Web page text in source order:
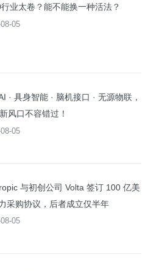
业太卷？能不能换一种活法？
05
· 具身智能 · 脑机接口 · 无源物联，
风口不容错过！
05
与初创公司 Volta 签订 100 亿美
采购协议，后者成立仅半年
05